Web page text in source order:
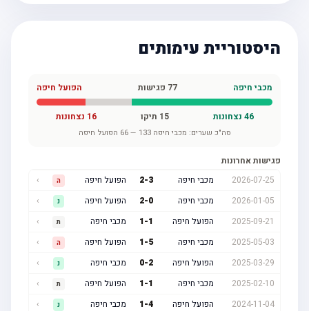
היסטוריית עימותים
מכבי חיפה 77פגישות הפועל חיפה
46נצחונות 15תיקו 16נצחונות
סה"כ שערים:מכבי חיפה133
—
66 הפועל חיפה
פגישות אחרונות
2026-07-25
מכבי חיפה 2- הפועל חיפה
2026-01-05
מכבי חיפה 2- הפועל חיפה
2025-09-21
הפועל חיפה 1 מכבי חיפה
2025-05-03
מכבי חיפה 1- הפועל חיפה
2025-03-29
הפועל חיפה 0- מכבי חיפה
2025-02-10
מכבי חיפה 1 הפועל חיפה
2024-11-04
הפועל חיפה 1- מכבי חיפה